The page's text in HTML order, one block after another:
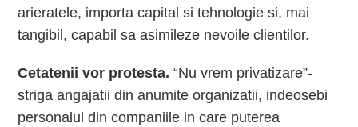
arieratele, importa capital si tehnologie si, mai
tangibil, capabil sa asimileze nevoile clientilor.
Cetatenii vor protesta. “Nu vrem privatizare”-
striga angajatii din anumite organizatii, indeosebi
personalul din companiile in care puterea